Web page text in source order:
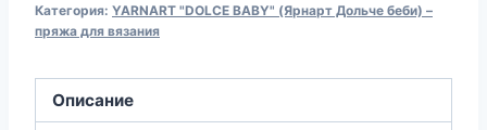
вязания
"DOLCE
BABY"
Категория: YARNART "DOLCE BABY" (Ярнарт Дольче беби) –
пряжа для вязания
Описание